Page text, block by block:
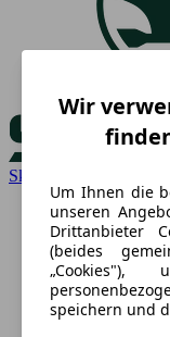
Skoda
Wir
Um Ihnen die
unseren
Drittanbieter
(beides
„Cookies"),
speichern und